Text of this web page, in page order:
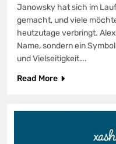
Janowsky hat sich im
gemacht, und viele
heutzutage verbringt.
Name, sondern ein
und Vielseitigkeit….
Read More